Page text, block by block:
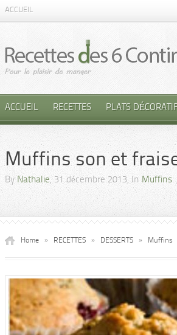
ACCUEIL
ACCUEIL RECETTES PLATS
Muffins son et
By Nathalie, 31 décembre 2013, InMuffins
Home » RECETTES » DESSERTS » Muffins